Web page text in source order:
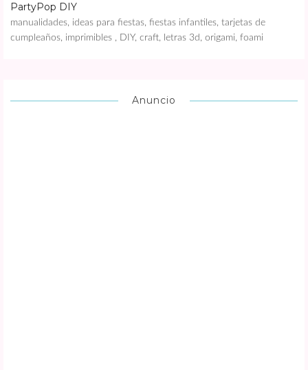
PartyPop DIY
manualidades, ideas para fiestas, fiestas infantiles, tarjetas de
cumpleaños, imprimibles , DIY, craft, letras 3d, origami, foami
Anuncio